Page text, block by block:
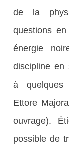
de la
questions
énergie
discipline en
à quelques
Ettore
ouvrage).
possible de